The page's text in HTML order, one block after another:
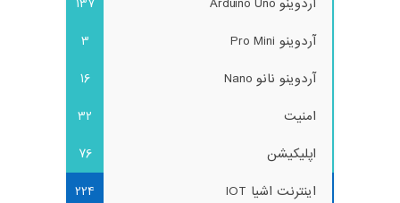
آردوینو Arduino Uno
137
آردوینو Pro Mini
3
آردوینو نانو Nano
16
امنیت
32
اپلیکیشن
76
اینترنت اشیا IOT
224